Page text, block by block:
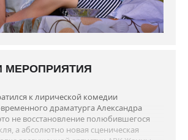
МЕРОПРИЯТИЯ
к лирической комедии
драматурга Александра
не восстановление полюбившегося
а абсолютно новая сценическая